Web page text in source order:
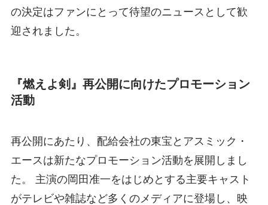
の決定はファンにとって待望のニュースとして歓
迎されました。
『燃えよ剣』再公開に向けたプロモーション
活動
再公開にあたり、配給会社の東宝とアスミック・
エースは新たなプロモーション活動を展開しまし
た。 主演の岡田准一をはじめとする主要キャスト
がテレビや雑誌など多くのメディアに登場し、映